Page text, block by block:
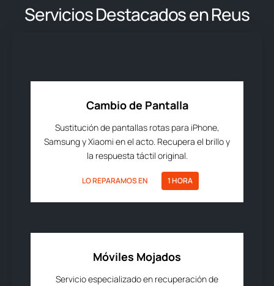
Servicios Destacados en Reus
Cambio de Pantalla
Sustitución de pantallas rotas para iPhone,
Samsung y Xiaomi en el acto. Recupera el brillo y
la respuesta táctil original.
LO REPARAMOS EN 1 HORA
Móviles Mojados
Servicio especializado en recuperación de